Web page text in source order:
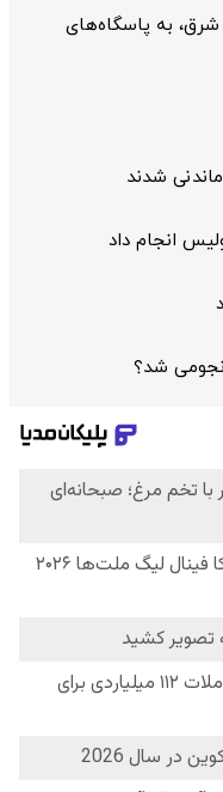
به پاسگاه‌های
ماندنی شدند
انجام داد
شد؟